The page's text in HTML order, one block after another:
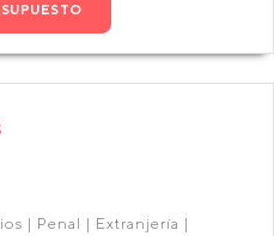
| Penal | Extranjería |